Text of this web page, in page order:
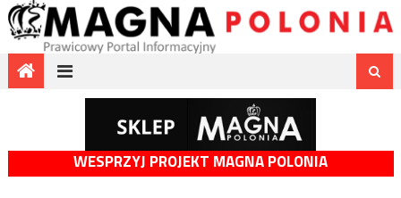
WESPRZYJ PROJEKT MAGNA POLONIA